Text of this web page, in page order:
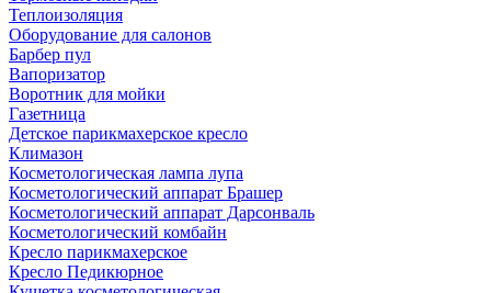
Теплоизоляция
Оборудование для салонов
Барбер пул
Вапоризатор
Воротник для мойки
Газетница
Детское парикмахерское кресло
Климазон
Косметологическая лампа лупа
Косметологический аппарат Брашер
Косметологический аппарат Дарсонваль
Косметологический комбайн
Кресло парикмахерское
Кресло Педикюрное